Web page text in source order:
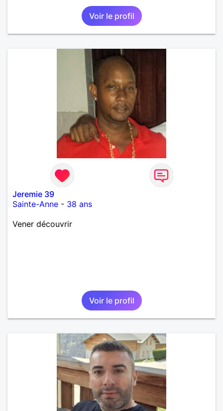
Voir le profil
Jeremie 39
Sainte-Anne - 38 ans
Vener découvrir
Voir le profil